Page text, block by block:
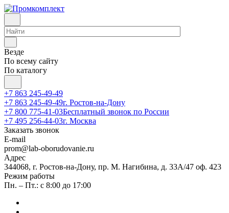
Везде
По всему сайту
По каталогу
+7 863 245-49-49
+7 863 245-49-49г. Ростов-на-Дону
+7 800 775-41-03Бесплатный звонок по России
+7 495 256-44-03г. Москва
Заказать звонок
E-mail
prom@lab-oborudovanie.ru
Адрес
344068, г. Ростов-на-Дону, пр. М. Нагибина, д. 33А/47 оф. 423
Режим работы
Пн. – Пт.: с 8:00 до 17:00